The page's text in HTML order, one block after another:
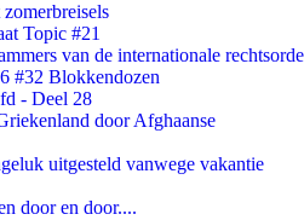
Topic #21
van de internationale rechtsorde
#32 Blokkendozen
- Deel 28
door Afghaanse
uitgesteld vanwege vakantie
door en door....